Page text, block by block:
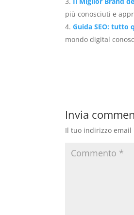
più conosciuti e
Guida SEO: tutto
mondo digital
Invia
Il tuo indirizzo